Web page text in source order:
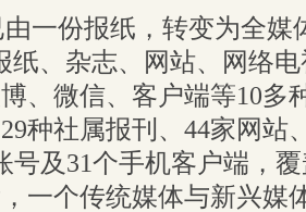
由一份报纸，转变为全媒
纸、杂志、网站、网络
、微信、客户端等10多
种社属报刊、44家网站
号及31个手机客户端，
一个传统媒体与新兴媒